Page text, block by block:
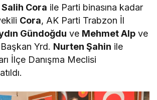
Salih Cora ile Parti binasına kadar
Cora, AK Parti Trabzon İl
Gündoğdu ve Mehmet Alp ve
Başkan Yrd. Nurten Şahin ile
İlçe Danışma Meclisi